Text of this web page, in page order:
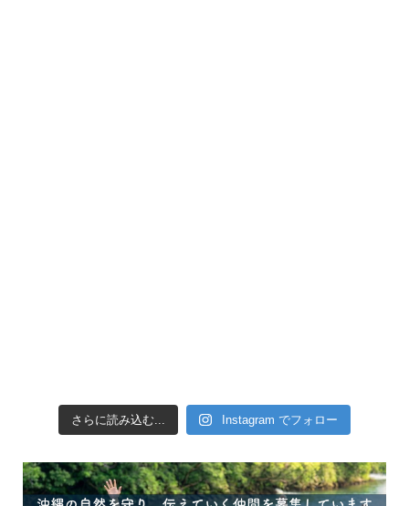
さらに読み込む... Instagram でフォロー